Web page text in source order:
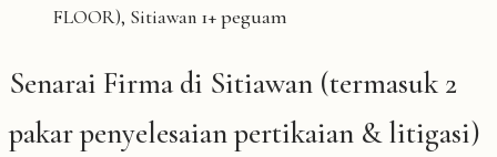
FLOOR), Sitiawan 1+ peguam
Senarai Firma di Sitiawan (termasuk 2
pakar penyelesaian pertikaian & litigasi)